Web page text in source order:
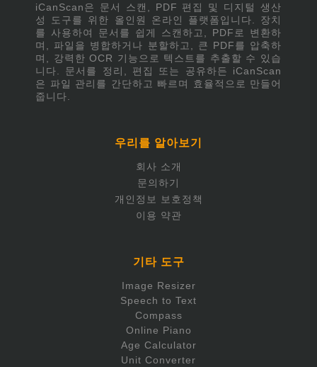
iCanScan은 문서 스캔, PDF 편집 및 디지털 생산
성 도구를 위한 올인원 온라인 플랫폼입니다. 장치
를 사용하여 문서를 쉽게 스캔하고, PDF로 변환하
며, 파일을 병합하거나 분할하고, 큰 PDF를 압축하
며, 강력한 OCR 기능으로 텍스트를 추출할 수 있습
니다. 문서를 정리, 편집 또는 공유하든 iCanScan
은 파일 관리를 간단하고 빠르며 효율적으로 만들어
줍니다.
우리를 알아보기
회사 소개
문의하기
개인정보 보호정책
이용 약관
기타 도구
Image Resizer
Speech to Text
Compass
Online Piano
Age Calculator
Unit Converter